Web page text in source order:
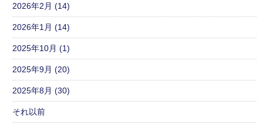
2026年2月 (14)
2026年1月 (14)
2025年10月 (1)
2025年9月 (20)
2025年8月 (30)
それ以前